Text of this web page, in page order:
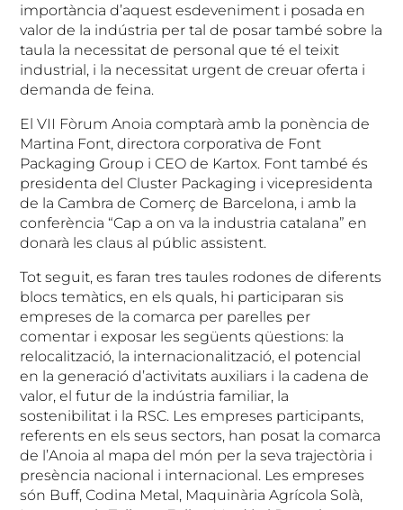
importància d’aquest esdeveniment i posada en
valor de la indústria per tal de posar també sobre la
taula la necessitat de personal que té el teixit
industrial, i la necessitat urgent de creuar oferta i
demanda de feina.
El VII Fòrum Anoia comptarà amb la ponència de
Martina Font, directora corporativa de Font
Packaging Group i CEO de Kartox. Font també és
presidenta del Cluster Packaging i vicepresidenta
de la Cambra de Comerç de Barcelona, i amb la
conferència “Cap a on va la industria catalana” en
donarà les claus al públic assistent.
Tot seguit, es faran tres taules rodones de diferents
blocs temàtics, en els quals, hi participaran sis
empreses de la comarca per parelles per
comentar i exposar les següents qüestions: la
relocalització, la internacionalització, el potencial
en la generació d’activitats auxiliars i la cadena de
valor, el futur de la indústria familiar, la
sostenibilitat i la RSC. Les empreses participants,
referents en els seus sectors, han posat la comarca
de l’Anoia al mapa del món per la seva trajectòria i
presència nacional i internacional. Les empreses
són Buff, Codina Metal, Maquinària Agrícola Solà,